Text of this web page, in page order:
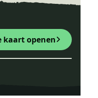
kaart openen